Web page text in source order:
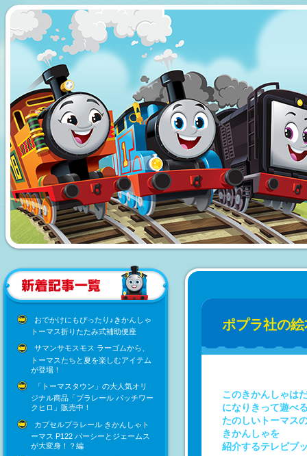
おでかけにもぴったり♪きかんしゃ
トーマス折りたたみ式補助便座
サマンサモスモス ラーゴムから、
トーマスたちと夏を楽しむアイテム
が登場！
「トーマスタウン」の大人気オリ
ジナル商品「プラレール パッチワー
クヒロ」販売中！
カプセルプラレール きかんしゃト
ーマス P122 パーシーとジェームス
が大変身！？編
ポプラ社の
このきかんしゃは
になりきって遊べ
たのしいトーマス
きかんしゃを
紹介するテレビブ